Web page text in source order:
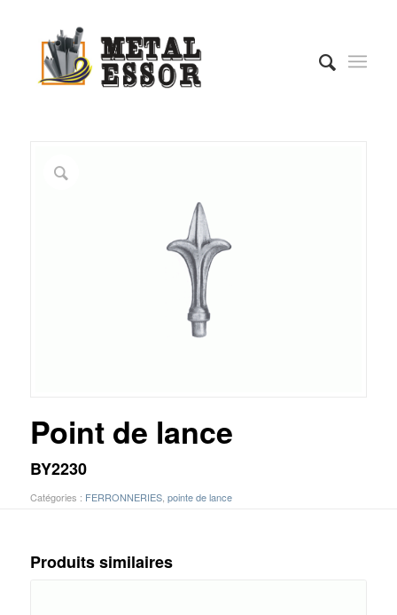
Point de lance
BY2230
Catégories : FERRONNERIES, pointe de lance
Produits similaires